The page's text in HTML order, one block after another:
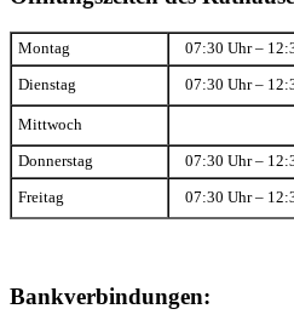
Montag 07:30 Uhr –
Dienstag 07:30 Uhr –
Mittwoch
Donnerstag 07:30 Uhr –
Freitag 07:30 Uhr –
Bankverbindungen: